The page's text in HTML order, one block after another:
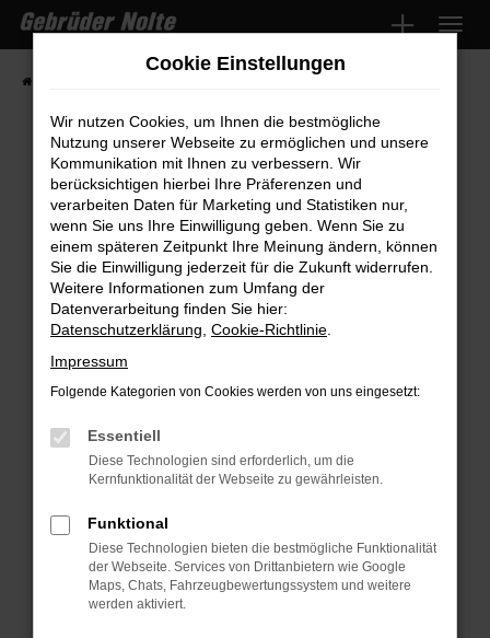
Zum
Hauptinhalt
springen
Fehler: Network Error
Beim Laden ist ein Fehler aufgetreten.
Hier sind ein paar Tipps, die dir helfen können:
Überprüfe deine Firewall und deine
Internetverbindung.
Manche Erweiterungen, wie Werbeblocker,
können das Laden bestimmter Seiten
verhindern. Funktioniert die Seite in einem
anderen Browser oder in einem privaten
Fenster?
Starte dein Gerät neu.
Das kann manchmal helfen,
Cookie Einstellungen
Wir nutzen Cookies, um Ihnen die bestmögliche
Nutzung unserer Webseite zu ermöglichen und unsere
Kommunikation mit Ihnen zu verbessern. Wir
berücksichtigen hierbei Ihre Präferenzen und
verarbeiten Daten für Marketing und Statistiken nur,
wenn Sie uns Ihre Einwilligung geben. Wenn Sie zu
einem späteren Zeitpunkt Ihre Meinung ändern, können
Sie die Einwilligung jederzeit für die Zukunft widerrufen.
Weitere Informationen zum Umfang der
Datenverarbeitung finden Sie hier:
Datenschutzerklärung Cookie-Richtlinie
Impressum
Folgende Kategorien von Cookies werden von uns eingesetzt:
Essentiell
Diese Technologien sind erforderlich, um die
Kernfunktionalität der Webseite zu gewährleisten.
Funktional
Diese Technologien bieten die bestmögliche Funktionalität
der Webseite. Services von Drittanbietern wie Google
Maps, Chats, Fahrzeugbewertungssystem und weitere
werden aktiviert.